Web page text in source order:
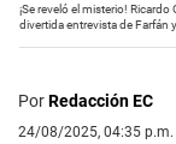
¡Se reveló el misterio!
divertida entrevista de Farfán
PorRedacción EC
24/08/2025, 04:35 p.m.